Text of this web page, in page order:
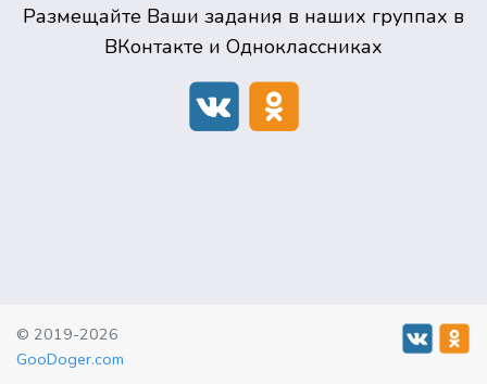
Размещайте Ваши задания в наших группах в
ВКонтакте и Одноклассниках
© 2019-2026
GooDoger.com